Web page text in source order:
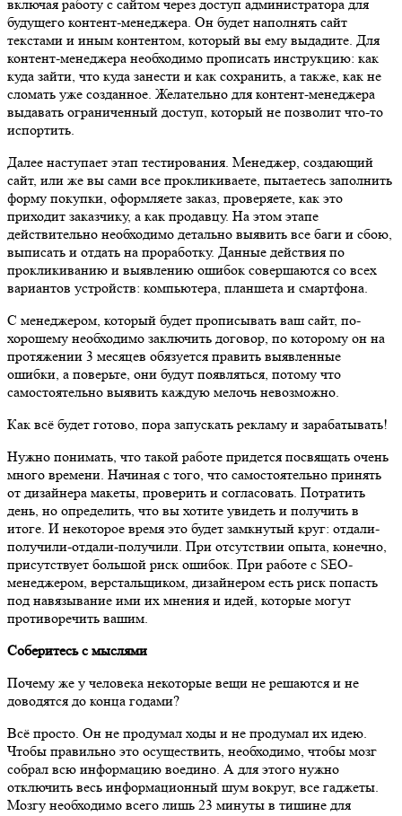
включая работу с сайтом через доступ администратора для
будущего контент-менеджера. Он будет наполнять сайт
текстами и иным контентом, который вы ему выдадите. Для
контент-менеджера необходимо прописать инструкцию: как
куда зайти, что куда занести и как сохранить, а также, как не
сломать уже созданное. Желательно для контент-менеджера
выдавать ограниченный доступ, который не позволит что-то
испортить.
Далее наступает этап тестирования. Менеджер, создающий
сайт, или же вы сами все прокликиваете, пытаетесь заполнить
форму покупки, оформляете заказ, проверяете, как это
приходит заказчику, а как продавцу. На этом этапе
действительно необходимо детально выявить все баги и сбою,
выписать и отдать на проработку. Данные действия по
прокликиванию и выявлению ошибок совершаются со всех
вариантов устройств: компьютера, планшета и смартфона.
С менеджером, который будет прописывать ваш сайт, по-
хорошему необходимо заключить договор, по которому он на
протяжении 3 месяцев обязуется править выявленные
ошибки, а поверьте, они будут появляться, потому что
самостоятельно выявить каждую мелочь невозможно.
Как всё будет готово, пора запускать рекламу и зарабатывать!
Нужно понимать, что такой работе придется посвящать очень
много времени. Начиная с того, что самостоятельно принять
от дизайнера макеты, проверить и согласовать. Потратить
день, но определить, что вы хотите увидеть и получить в
итоге. И некоторое время это будет замкнутый круг: отдали-
получили-отдали-получили. При отсутствии опыта, конечно,
присутствует большой риск ошибок. При работе с SEO-
менеджером, верстальщиком, дизайнером есть риск попасть
под навязывание ими их мнения и идей, которые могут
противоречить вашим.
Соберитесь с мыслями
Почему же у человека некоторые вещи не решаются и не
доводятся до конца годами?
Всё просто. Он не продумал ходы и не продумал их идею.
Чтобы правильно это осуществить, необходимо, чтобы мозг
собрал всю информацию воедино. А для этого нужно
отключить весь информационный шум вокруг, все гаджеты.
Мозгу необходимо всего лишь 23 минуты в тишине для